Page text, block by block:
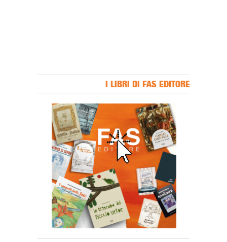
I LIBRI DI FAS EDITORE